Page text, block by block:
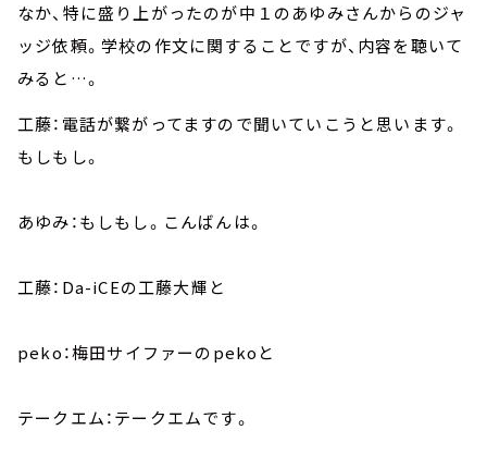
なか、特に盛り上がったのが中１のあゆみさんからのジャ
ッジ依頼。学校の作文に関することですが、内容を聴いて
みると…。
工藤：電話が繋がってますので聞いていこうと思います。
もしもし。
あゆみ：もしもし。こんばんは。
工藤：Da-iCEの工藤大輝と
peko：梅田サイファーのpekoと
テークエム：テークエムです。